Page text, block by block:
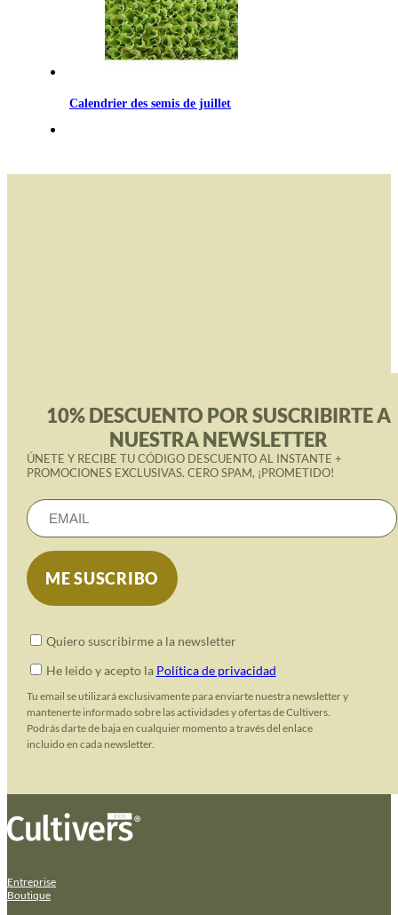
Calendrier des semis de juillet
10% DESCUENTO POR SUSCRIBIRTE A
NUESTRA NEWSLETTER
ÚNETE Y RECIBE TU CÓDIGO DESCUENTO AL INSTANTE +
PROMOCIONES EXCLUSIVAS. CERO SPAM, ¡PROMETIDO!
Quiero suscribirme a la newsletter
He leido y acepto la Política de privacidad
Tu email se utilizará exclusivamente para enviarte nuestra newsletter y
mantenerte informado sobre las actividades y ofertas de Cultivers.
Podrás darte de baja en cualquier momento a través del enlace
incluido en cada newsletter.
Entreprise
Boutique